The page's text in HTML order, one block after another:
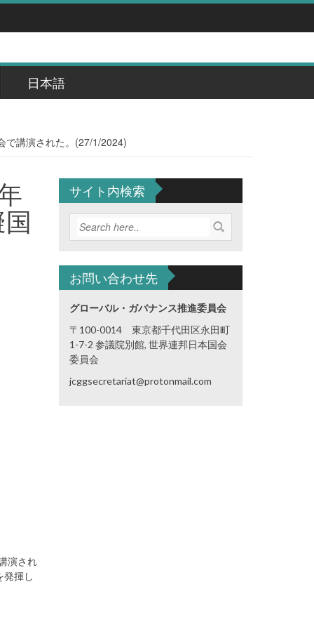
日本語
で講演された。(27/1/2024)
演され
発揮し
サイト内検索
お問い合わせ先
グローバル・ガバナンス推進委員会
〒100-0014 東京都千代田区永田町
1-7-2 参議院別館, 世界連邦日本国会
委員会
jcggsecretariat@protonmail.com